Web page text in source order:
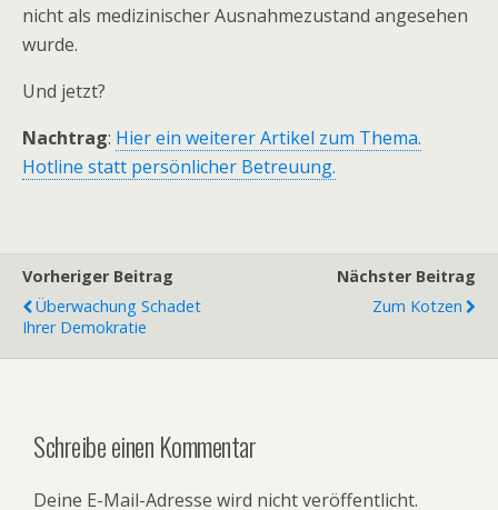
nicht als medizinischer Ausnahmezustand angesehen
wurde.
Und jetzt?
Nachtrag: Hier ein weiterer Artikel zum Thema.
Hotline statt persönlicher Betreuung.
Vorheriger Beitrag
Überwachung Schadet
Ihrer Demokratie
Nächster Beitrag
Zum Kotzen
Schreibe einen Kommentar
Deine E-Mail-Adresse wird nicht veröffentlicht.